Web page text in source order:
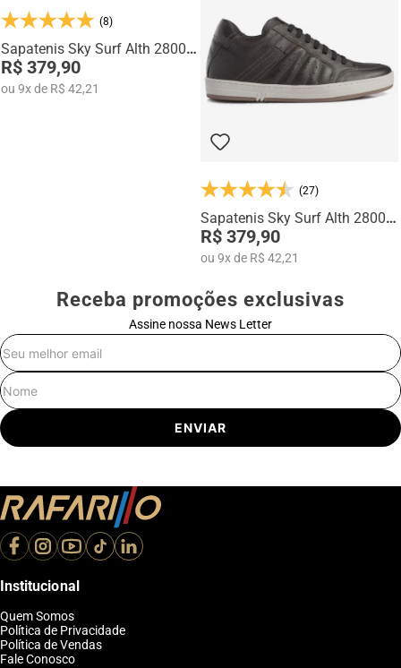
Na categoria Você + Alto, você encontra sapatos sociais, casuais,
mocassins e sapatênis com tecnologia de elevação interna,
desenvolvidos para garantir mais confiança, postura e estilo em
qualquer momento do dia.
(8)
Sapatenis Sky Surf Alth 28006-
00
R$ 379,90
ou 9xde R$ 42,21
(27)
Sapatenis Sky Surf Alth 28001-
03
R$ 379,90
ou 9xde R$ 42,21
Receba promoções exclusivas
Assine nossa News Letter
ENVIAR
Institucional
Quem Somos
Política de Privacidade
Política de Vendas
Fale Conosco